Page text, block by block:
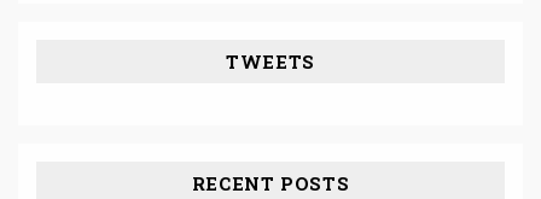
TWEETS
RECENT POSTS